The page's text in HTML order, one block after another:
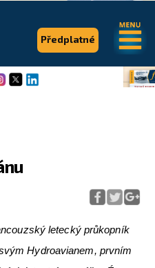
letecký průkopník
Hydroavianem, prvním
Předplatné
.